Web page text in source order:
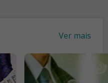
Ver mais